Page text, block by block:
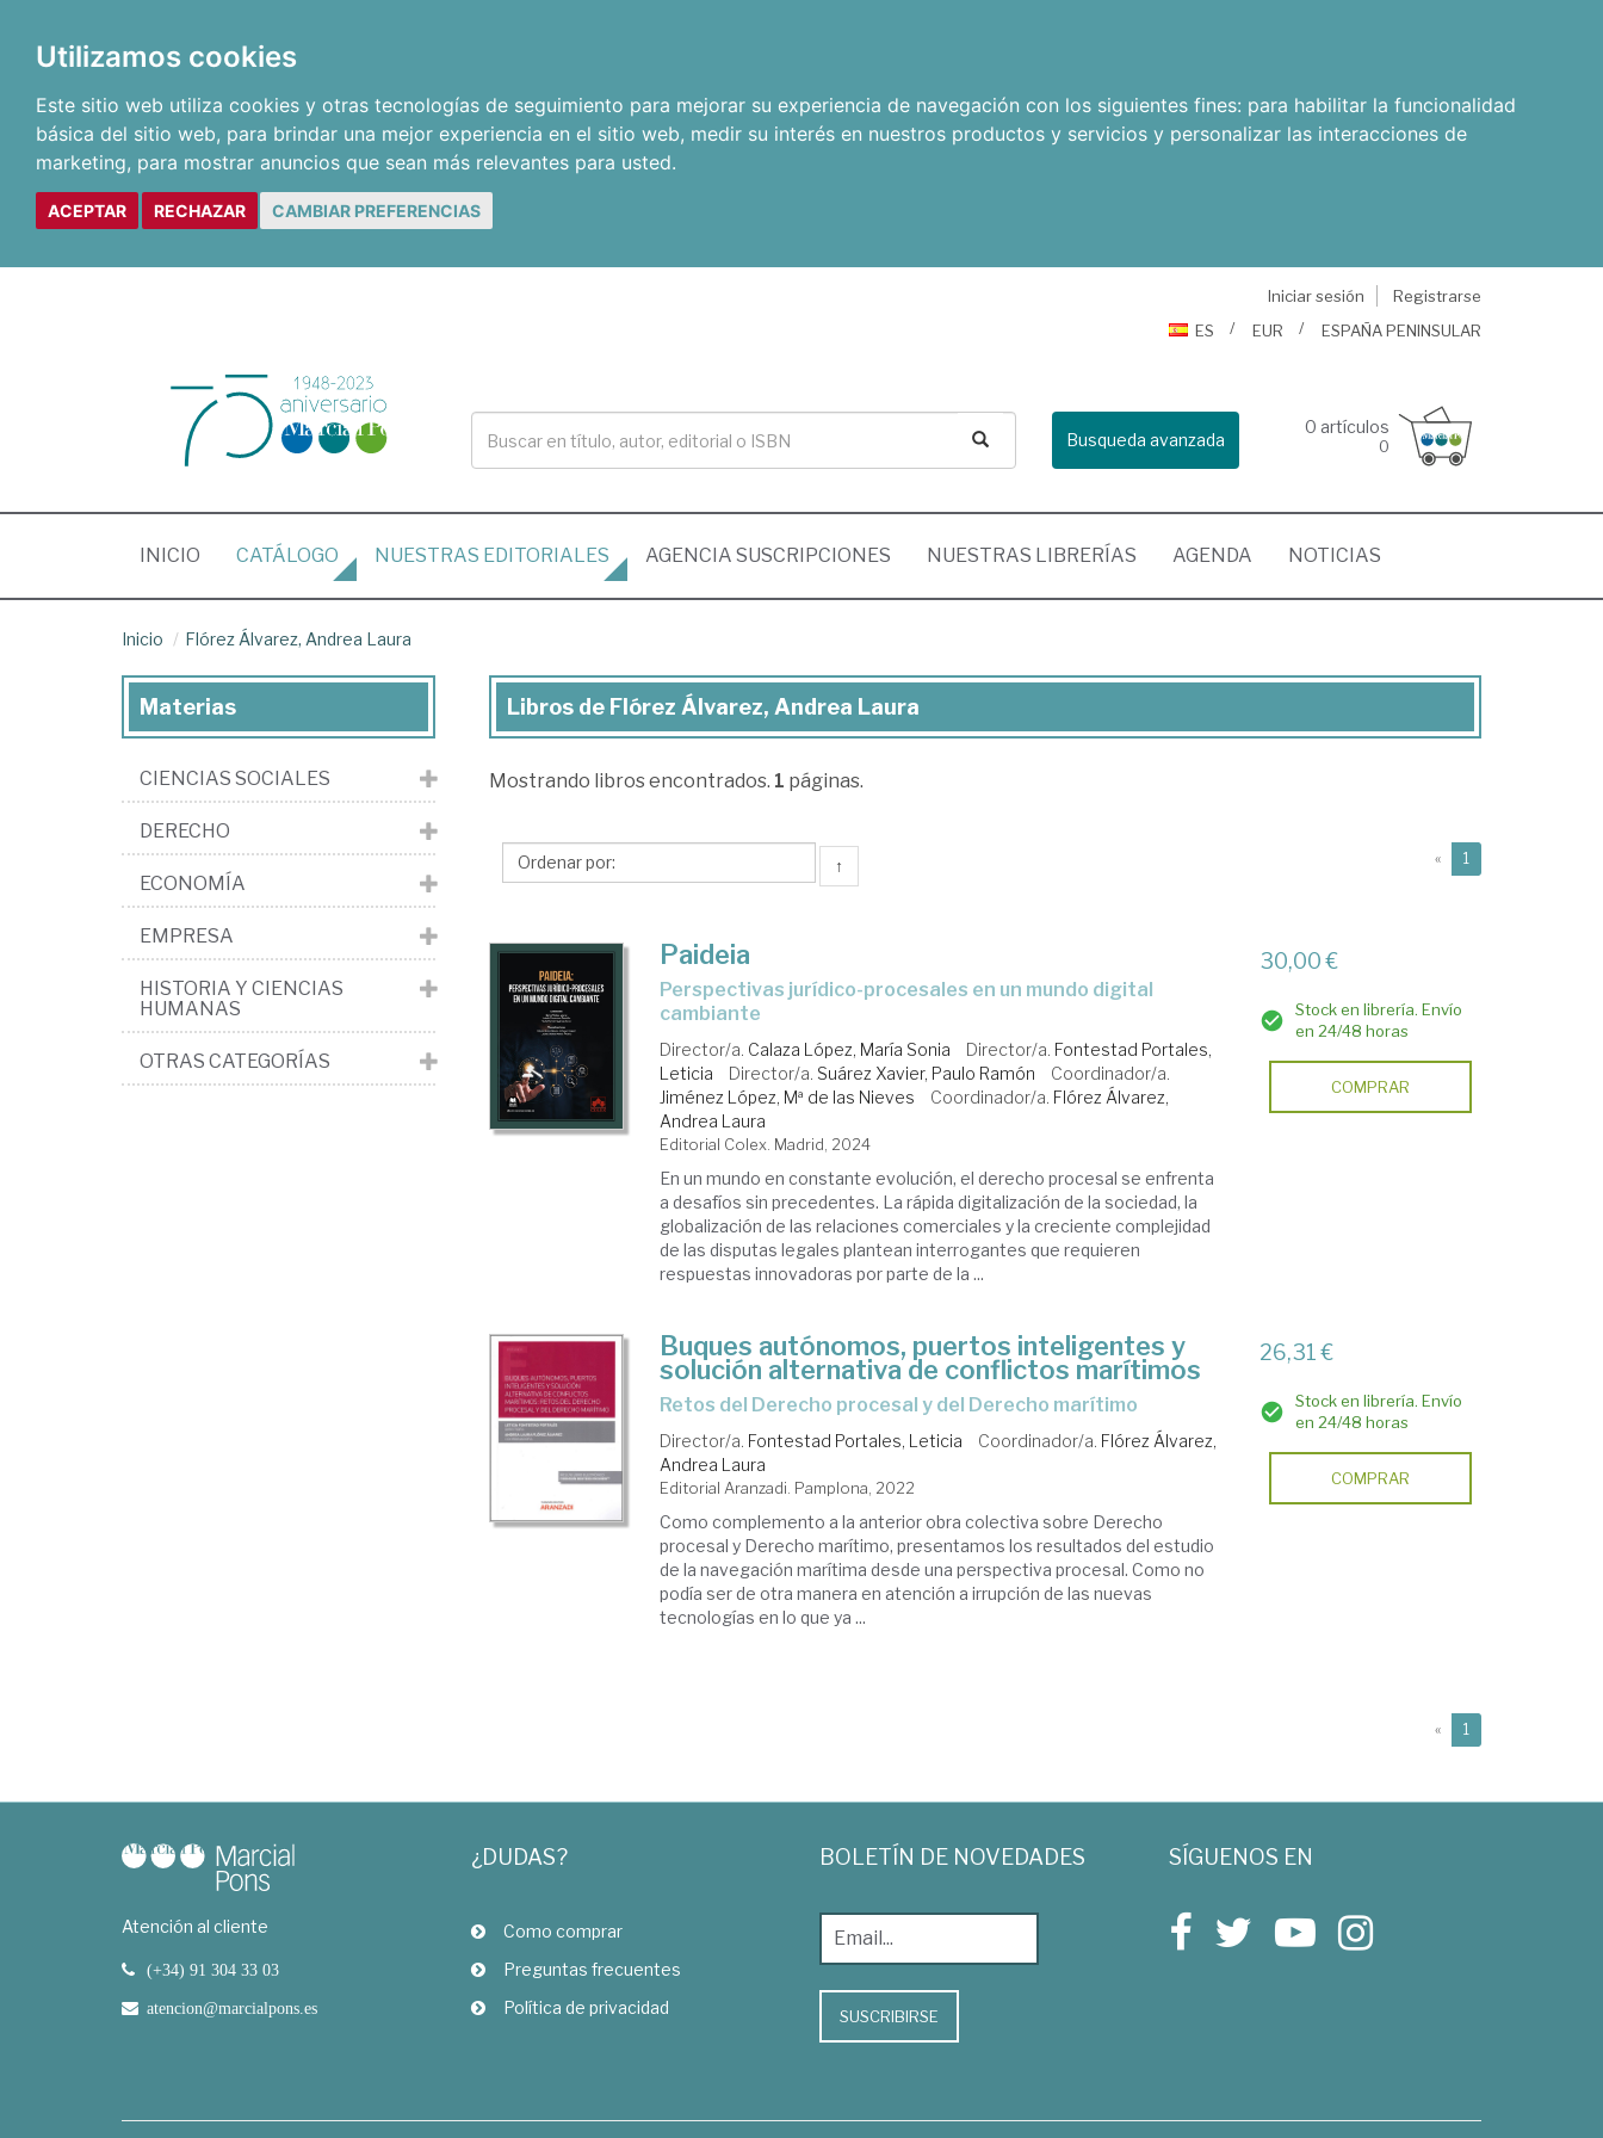
Utilizamos cookies
Este sitio web utiliza cookies y otras tecnologías de seguimiento para mejorar su experiencia de navegación con los siguientes fines: para habilitar la funcionalidad
básica del sitio web, para brindar una mejor experiencia en el sitio web, medir su interés en nuestros productos y servicios y personalizar las interacciones de
marketing, para mostrar anuncios que sean más relevantes para usted.
ACEPTAR RECHAZAR CAMBIAR PREFERENCIAS
Iniciar sesión
Registrarse
ES
EUR ESPAÑA PENINSULAR
Busqueda avanzada
0 artículos
0
INICIO (CURRENT)
CATÁLOGO NUESTRAS EDITORIALES AGENCIA SUSCRIPCIONES NUESTRAS LIBRERÍAS AGENDA NOTICIAS
Inicio Flórez Álvarez, Andrea Laura
Libros
Flórez
Andrea
Libros de Flórez Álvarez, Andrea Laura
Mostrando libros encontrados. 1 páginas.
↑ « 1
Paideia
perspectivas jurídico-procesales en un mundo digital
cambiante
Director/a. Calaza López, María Sonia Director/a. Fontestad Portales,
Leticia
Director/a. Suárez Xavier, Paulo Ramón
Coordinador/a.
Jiménez López, Mª de las Nieves
Coordinador/a. Flórez Álvarez,
Andrea Laura
Editorial Colex. Madrid, 2024
En un mundo en constante evolución, el derecho procesal se enfrenta
a desafíos sin precedentes. La rápida digitalización de la sociedad, la
globalización de las relaciones comerciales y la creciente complejidad
de las disputas legales plantean interrogantes que requieren
respuestas innovadoras por parte de la ...
30,00 €
Stock en librería. Envío
en 24/48 horas
COMPRAR
Buques autónomos, puertos inteligentes y
solución alternativa de conflictos marítimos
retos del Derecho procesal y del Derecho marítimo
Director/a. Fontestad Portales, Leticia Coordinador/a. Flórez Álvarez,
Andrea Laura
Editorial Aranzadi. Pamplona, 2022
Como complemento a la anterior obra colectiva sobre Derecho
procesal y Derecho marítimo, presentamos los resultados del estudio
de la navegación marítima desde una perspectiva procesal. Como no
podía ser de otra manera en atención a irrupción de las nuevas
tecnologías en lo que ya ...
26,31 €
Stock en librería. Envío
en 24/48 horas
COMPRAR
« 1
Materias
CIENCIAS SOCIALES
DERECHO
ECONOMÍA
EMPRESA
HISTORIA Y CIENCIAS
HUMANAS
OTRAS CATEGORÍAS
Atención al cliente
(+34) 91 304 33 03
atencion@marcialpons.es
¿DUDAS?
Como comprar
Preguntas frecuentes
Política de privacidad
BOLETÍN DE NOVEDADES
SUSCRIBIRSE
SÍGUENOS EN